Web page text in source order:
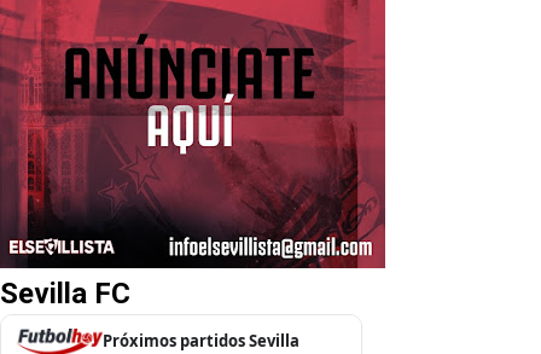
Sevilla FC